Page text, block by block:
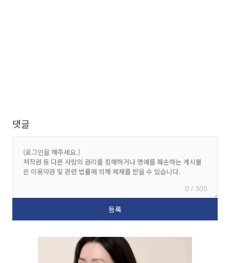
댓글
0 / 300